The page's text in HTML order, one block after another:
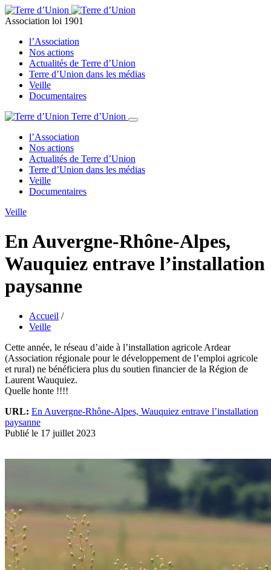
Association loi 1901
l’Association
Nos actions
Actualités de Terre d’Union
Terre d’Union dans les médias
Veille
Documentaires
Terre d’Union
l’Association
Nos actions
Actualités de Terre d’Union
Terre d’Union dans les médias
Veille
Documentaires
Veille
En Auvergne-Rhône-Alpes,
Wauquiez entrave l’installation
paysanne
Accueil /
Veille
Cette année, le réseau d’aide à l’installation agricole Ardear
(Association régionale pour le développement de l’emploi agricole
et rural) ne bénéficiera plus du soutien financier de la Région de
Laurent Wauquiez.
Quelle honte !!!!
URL: En Auvergne-Rhône-Alpes, Wauquiez entrave l’installation
paysanne
Publié le 17 juillet 2023